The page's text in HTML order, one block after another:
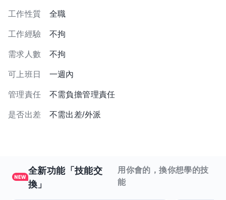
工作性質 全職
工作經驗 不拘
需求人數 不拘
可上班日 一週內
管理責任 不需負擔管理責任
是否出差 不需出差/外派
全新功能「技能交
換」
用你會的，換你想學的技
能